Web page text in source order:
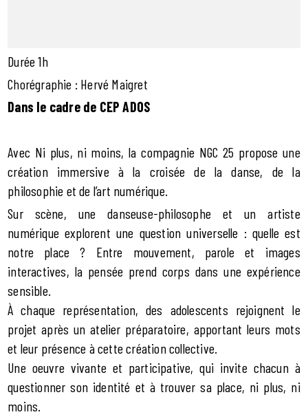
Durée 1h
Chorégraphie : Hervé Maigret
Dans le cadre de CEP ADOS
Avec Ni plus, ni moins, la compagnie NGC 25 propose une
création immersive à la croisée de la danse, de la
philosophie et de l’art numérique.
Sur scène, une danseuse-philosophe et un artiste
numérique explorent une question universelle : quelle est
notre place ? Entre mouvement, parole et images
interactives, la pensée prend corps dans une expérience
sensible.
À chaque représentation, des adolescents rejoignent le
projet après un atelier préparatoire, apportant leurs mots
et leur présence à cette création collective.
Une oeuvre vivante et participative, qui invite chacun à
questionner son identité et à trouver sa place, ni plus, ni
moins.